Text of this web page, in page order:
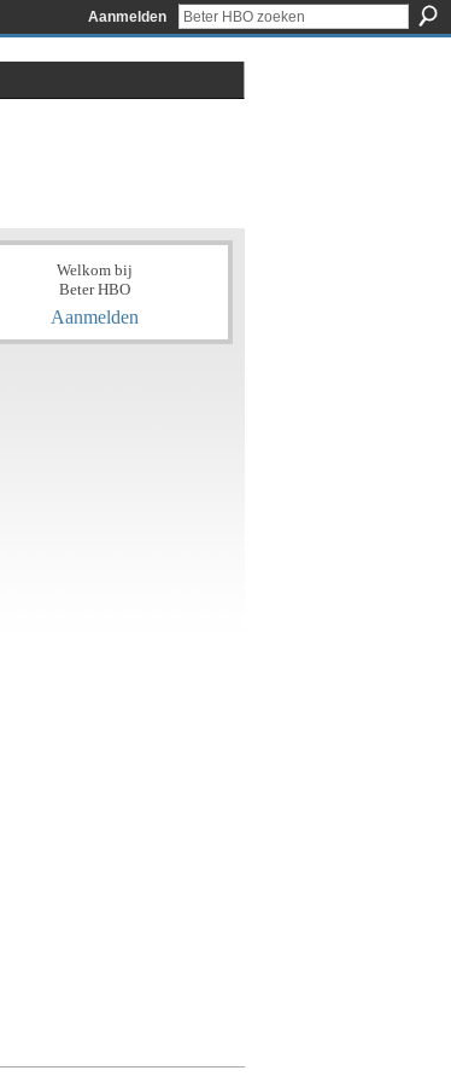
Aanmelden
Welkom bij
Beter HBO
Aanmelden